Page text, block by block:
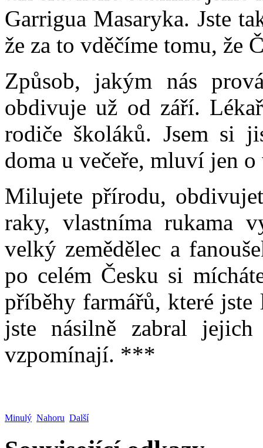
Garrigua Masaryka. Jste
že za to vděčíme tomu, že
Způsob, jakým nás
obdivuje už od září.
rodiče školáků. Jsem si
doma u večeře, mluví jen o
Milujete přírodu,
raky, vlastníma rukama
velký zemědělec a
po celém Česku si
příběhy farmářů, které
jste násilně zabral
vzpomínají. ***
Minulý Nahoru Další